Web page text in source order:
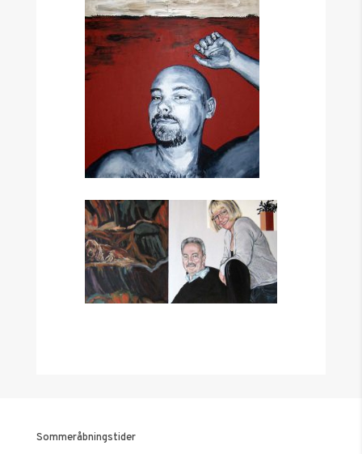
Sommeråbningstider